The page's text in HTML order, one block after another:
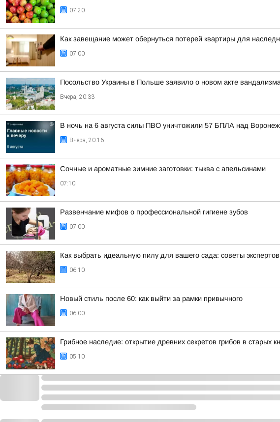
07:20
Как завещание может обернуться потерей квартиры для
07:00
Посольство Украины в Польше заявило о новом акте
Вчера, 20:33
В ночь на 6 августа силы ПВО уничтожили 57 БПЛА над
Вчера, 20:16
Сочные и ароматные зимние заготовки: тыква с апельсинами
07:10
Развенчание мифов о профессиональной гигиене зубов
07:00
Как выбрать идеальную пилу для вашего сада: советы экспертов
06:10
Новый стиль после 60: как выйти за рамки привычного
06:00
Грибное наследие: открытие древних секретов грибов в старых
05:10